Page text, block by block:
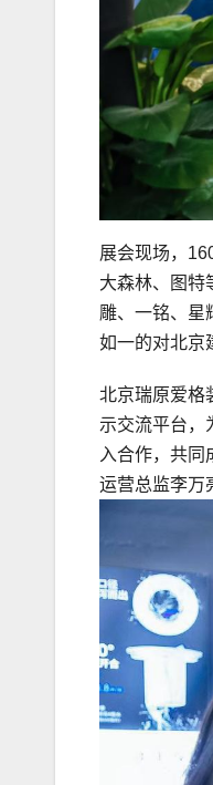
展会现场，
大森林、图特
雕、一铭、星
如一的对北京
北京瑞原爱格
示交流平台，
入合作，共同
运营总监李万